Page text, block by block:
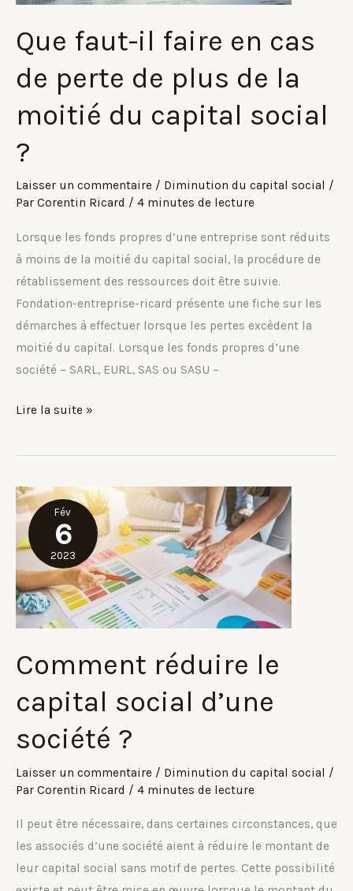
?
Que faut-il faire en cas
de perte de plus de la
moitié du capital social
?
Laisser un commentaire / Diminution du capital social /
Par Corentin Ricard / 4 minutes de lecture
Lorsque les fonds propres d’une entreprise sont réduits
à moins de la moitié du capital social, la procédure de
rétablissement des ressources doit être suivie.
Fondation-entreprise-ricard présente une fiche sur les
démarches à effectuer lorsque les pertes excèdent la
moitié du capital. Lorsque les fonds propres d’une
société – SARL, EURL, SAS ou SASU –
Que
il
en
cas
de
perte
de
plus
de
moitié
du
capital
social
Lire la suite »
Fév
6
2023
Comment réduire le
capital social d’une
société ?
Laisser un commentaire / Diminution du capital social /
Par Corentin Ricard / 4 minutes de lecture
Il peut être nécessaire, dans certaines circonstances, que
les associés d’une société aient à réduire le montant de
leur capital social sans motif de pertes. Cette possibilité